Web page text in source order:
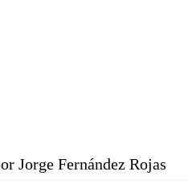
Jorge Fernández Rojas